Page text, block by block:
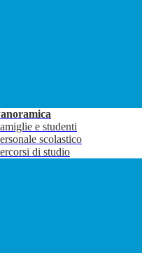
e studenti
scolastico
di studio